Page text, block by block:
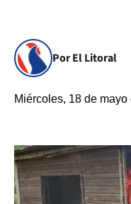
Por El Litoral
Miércoles, 18 de